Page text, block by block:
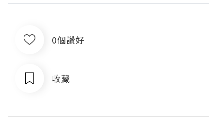
0個讚好
收藏